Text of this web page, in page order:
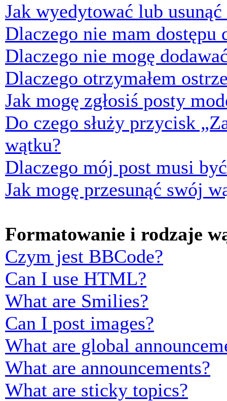
Jak wyedytować lub usunąć
Dlaczego nie mam dostępu
Dlaczego nie mogę
Dlaczego otrzymałem
Jak mogę zgłosiś posty
Do czego służy przycisk
wątku?
Dlaczego mój post musi
Jak mogę przesunąć swój
Formatowanie i rodzaje
Czym jest BBCode?
Can I use HTML?
What are Smilies?
Can I post images?
What are global
What are announcements?
What are sticky topics?